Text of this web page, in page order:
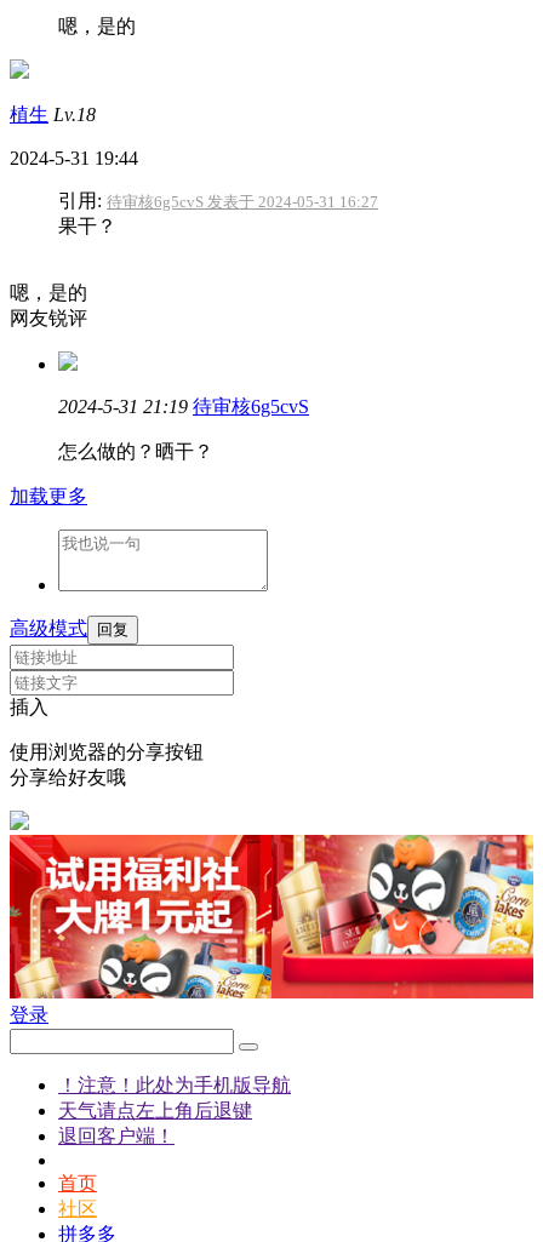
嗯，是的
植生 Lv.18
2024-5-31 19:44
引用: 待审核6g5cvS 发表于 2024-05-31 16:27
果干？
嗯，是的
网友锐评
2024-5-31 21:19 待审核6g5cvS
怎么做的？晒干？
加载更多
高级模式 回复
插入
使用浏览器的分享按钮
分享给好友哦
登录
！注意！此处为手机版导航
天气请点左上角后退键
退回客户端！
首页
社区
拼多多